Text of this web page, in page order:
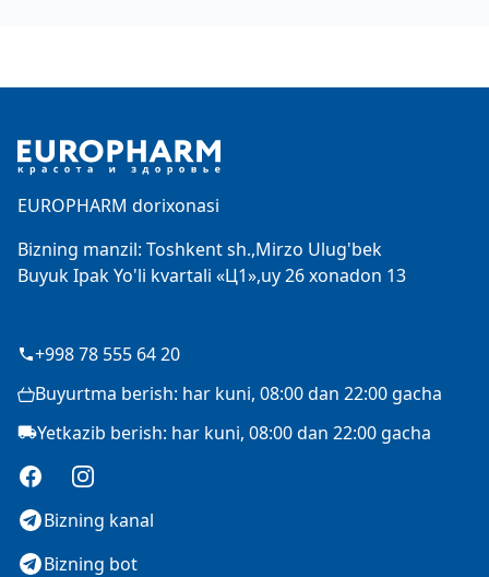
EUROPHARM dorixonasi
Bizning manzil: Toshkent sh.,Mirzo Ulug'bek
Buyuk Ipak Yo'li kvartali «Ц1»,uy 26 xonadon 13
+998 78 555 64 20
Buyurtma berish: har kuni, 08:00 dan 22:00 gacha
Yetkazib berish: har kuni, 08:00 dan 22:00 gacha
FacebookInstagram
Bizning kanal
Bizning bot